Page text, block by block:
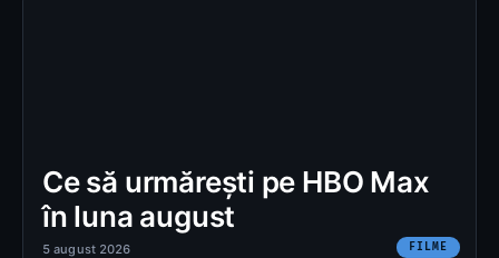
Ce să urmărești pe HBO Max
în luna august
FILME
5 august 2026